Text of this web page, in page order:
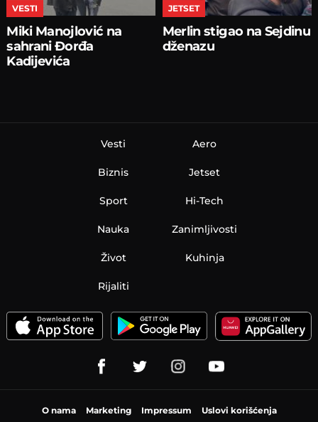
VESTI
Miki Manojlović na
sahrani Đorđa
Kadijevića
JETSET
Merlin stigao na Sejdinu
dženazu
Vesti
Biznis
Sport
Nauka
Aero
Jetset
Hi-Tech
Zanimljivosti
Život Kuhinja
Rijaliti
O nama Marketing Impressum Uslovi korišćenja